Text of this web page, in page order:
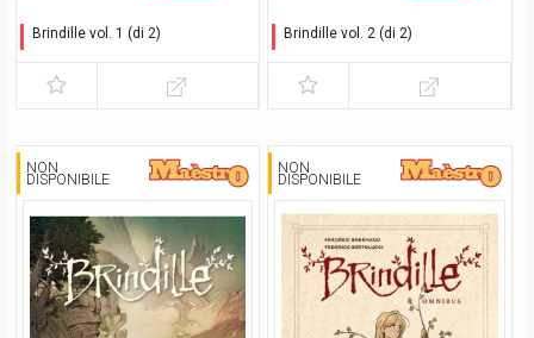
Brindille vol. 1 (di 2) Brindille vol. 2 (di 2)
NON
DISPONIBILE
NON
DISPONIBILE